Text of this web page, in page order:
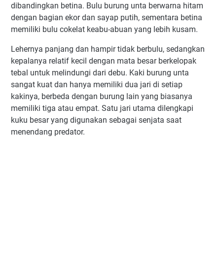
dibandingkan betina. Bulu burung unta berwarna hitam
dengan bagian ekor dan sayap putih, sementara betina
memiliki bulu cokelat keabu-abuan yang lebih kusam.
Lehernya panjang dan hampir tidak berbulu, sedangkan
kepalanya relatif kecil dengan mata besar berkelopak
tebal untuk melindungi dari debu. Kaki burung unta
sangat kuat dan hanya memiliki dua jari di setiap
kakinya, berbeda dengan burung lain yang biasanya
memiliki tiga atau empat. Satu jari utama dilengkapi
kuku besar yang digunakan sebagai senjata saat
menendang predator.